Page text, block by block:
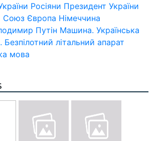
Росіяни Президент України
Союз Європа Німеччина
Путін Машина. Українська
Безпілотний літальний апарат
мова